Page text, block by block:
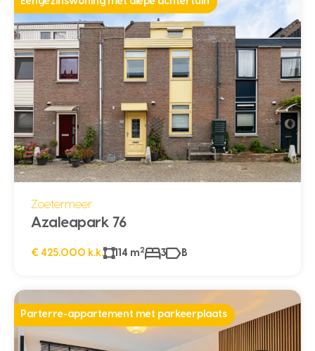
Zoetermeer
Azaleapark 76
€ 425.000 k.k. 114 m2 3 B
Parterre-appartement met parkeerplaats